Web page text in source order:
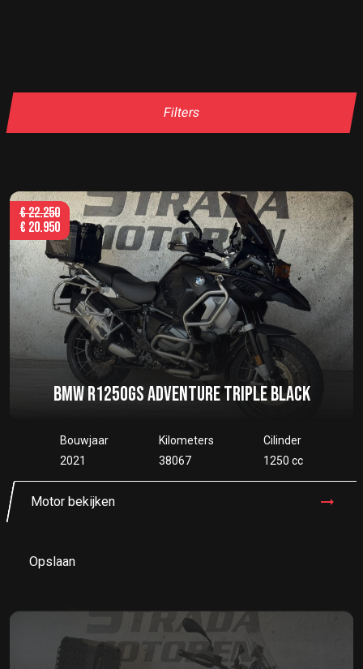
Filters
BMW R1250GS ADVENTURE TRIPLE BLACK
Bouwjaar
2021
Kilometers
38067
Cilinder
1250 cc
Motor bekijken
€22.250
€ 20.950
Opslaan